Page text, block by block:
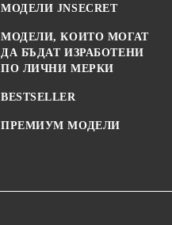
МОДЕЛИ JNSECRET
МОДЕЛИ, КОИТО МОГАТ
ДА БЪДАТ ИЗРАБОТЕНИ
ПО ЛИЧНИ МЕРКИ
BESTSELLER
ПРЕМИУМ МОДЕЛИ